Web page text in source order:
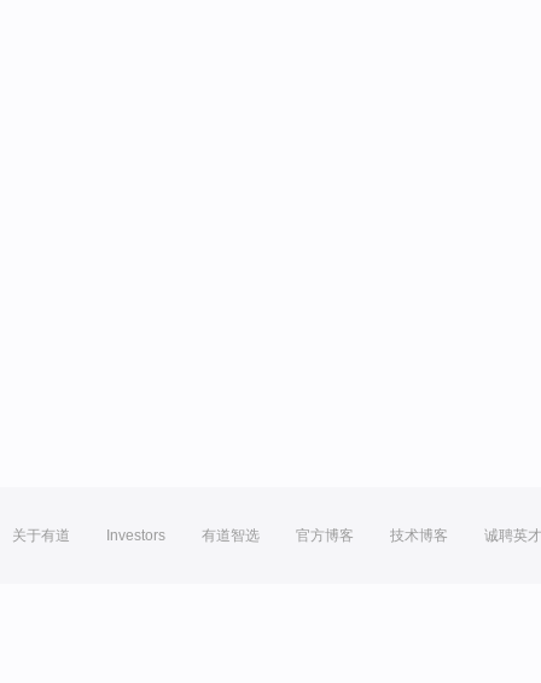
关于有道 Investors 有道智选 官方博客 技术博客 诚聘英才